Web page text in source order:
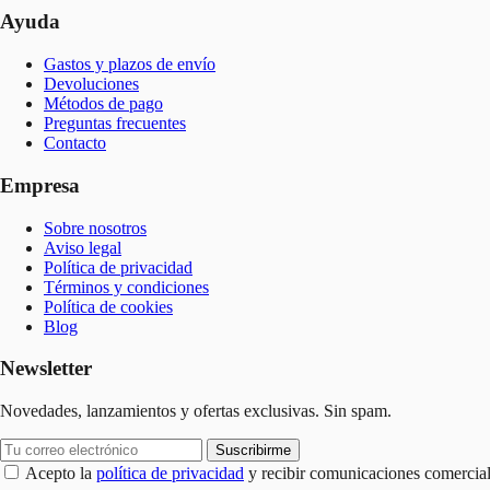
Ayuda
Gastos y plazos de envío
Devoluciones
Métodos de pago
Preguntas frecuentes
Contacto
Empresa
Sobre nosotros
Aviso legal
Política de privacidad
Términos y condiciones
Política de cookies
Blog
Newsletter
Novedades, lanzamientos y ofertas exclusivas. Sin spam.
Suscribirme
Acepto la política de privacidad y recibir comunicaciones